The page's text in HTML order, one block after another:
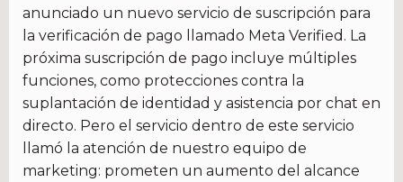
anunciado un nuevo servicio de suscripción para
la verificación de pago llamado Meta Verified. La
próxima suscripción de pago incluye múltiples
funciones, como protecciones contra la
suplantación de identidad y asistencia por chat en
directo. Pero el servicio dentro de este servicio
llamó la atención de nuestro equipo de
marketing: prometen un aumento del alcance